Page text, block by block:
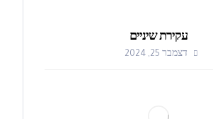
עקירת שיניים
דצמבר 25, 2024